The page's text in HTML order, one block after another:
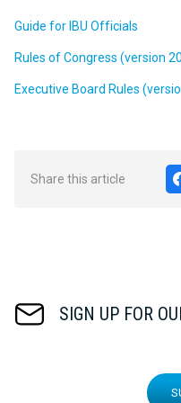
Guide for IBU Officials
Rules of Congress (version
Executive Board Rules
Share this article
SIGN UP FOR